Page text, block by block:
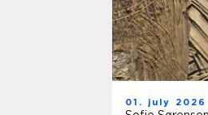
01. july 2026